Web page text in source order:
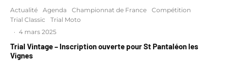
Actualité Agenda Championnat de France
Compétition
Trial Classic
Trial Moto
· 4 mars 2025
Trial Vintage – Inscription ouverte pour St Pantaléon les
Vignes